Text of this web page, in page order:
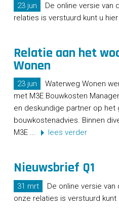
23 jun
De online versie van
relaties is verstuurd kunt u
Relatie aan het
Wonen
23 jun
Waterweg Wonen
met M3E Bouwkosten
en deskundige partner op het
bouwkostenadvies. Binnen
M3E ...
lees verder
Nieuwsbrief Q1
31 mrt
De online versie
onze relaties is verstuurd kunt